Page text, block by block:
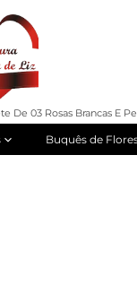
Buquês de
De 03 Rosas Brancas E